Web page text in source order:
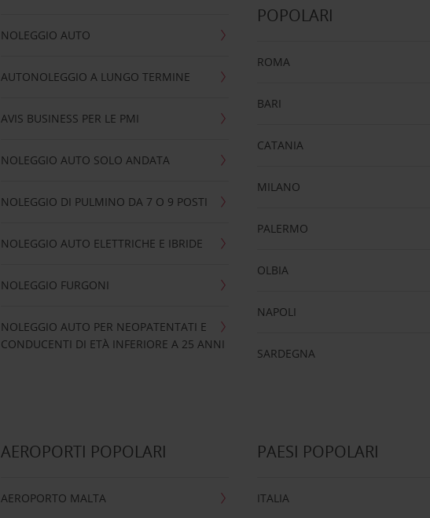
NOLEGGIO AUTO
AUTONOLEGGIO A LUNGO TERMINE
AVIS BUSINESS PER LE PMI
NOLEGGIO AUTO SOLO ANDATA
NOLEGGIO DI PULMINO DA 7 O 9 POSTI
NOLEGGIO AUTO ELETTRICHE E IBRIDE
NOLEGGIO FURGONI
NOLEGGIO AUTO PER NEOPATENTATI E
CONDUCENTI DI ETÀ INFERIORE A 25 ANNI
POPOLARI
ROMA
BARI
CATANIA
MILANO
PALERMO
OLBIA
NAPOLI
SARDEGNA
AEROPORTI POPOLARI
AEROPORTO MALTA
PAESI POPOLARI
ITALIA